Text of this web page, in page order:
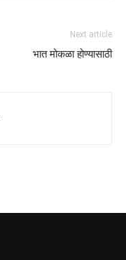
Next article
भात मोकळा होण्यासाठी